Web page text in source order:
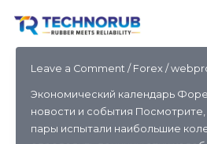
Leave a Comment / Forex/
Экономический календарь
новости и события
пары испытали наибольшие